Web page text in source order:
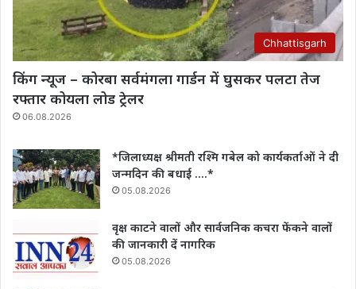
Chhattisgarh
किंग न्यूज – कोरबा सर्वमंगला गार्डन में घुसकर पलटा तेज
रफ्तार कोयला लोड ट्रेलर
06.08.2026
*जिलाध्यक्ष श्रीमती रश्मि गबेल को कार्यकर्ताओं ने दी
जन्मदिन की बधाई ….*
05.08.2026
वृक्ष काटने वालों और सार्वजनिक कचरा फेंकने वालों
की जानकारी दें नागरिक
05.08.2026